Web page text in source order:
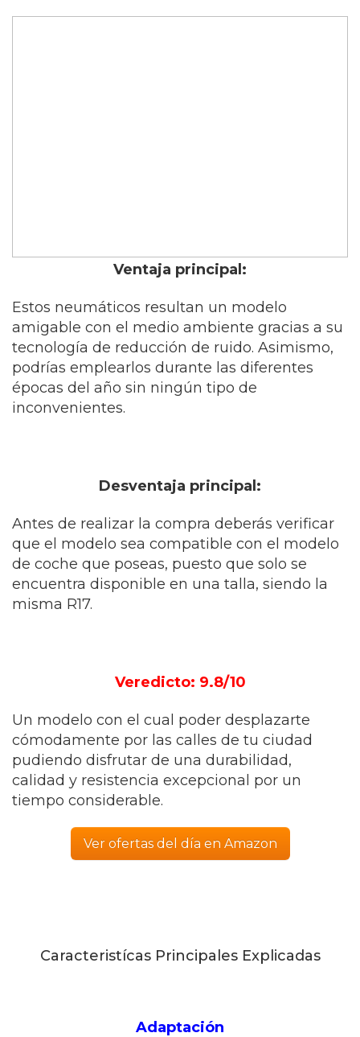
Ventaja principal:
Estos neumáticos resultan un modelo
amigable con el medio ambiente gracias a su
tecnología de reducción de ruido. Asimismo,
podrías emplearlos durante las diferentes
épocas del año sin ningún tipo de
inconvenientes.
Desventaja principal:
Antes de realizar la compra deberás verificar
que el modelo sea compatible con el modelo
de coche que poseas, puesto que solo se
encuentra disponible en una talla, siendo la
misma R17.
Veredicto: 9.8/10
Un modelo con el cual poder desplazarte
cómodamente por las calles de tu ciudad
pudiendo disfrutar de una durabilidad,
calidad y resistencia excepcional por un
tiempo considerable.
Ver ofertas del día en Amazon
Caracteristícas Principales Explicadas
Adaptación